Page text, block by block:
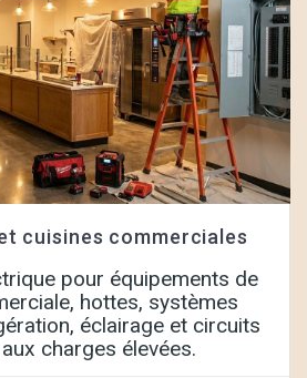
cuisines commerciales
pour équipements de
hottes, systèmes
éclairage et circuits
charges élevées.